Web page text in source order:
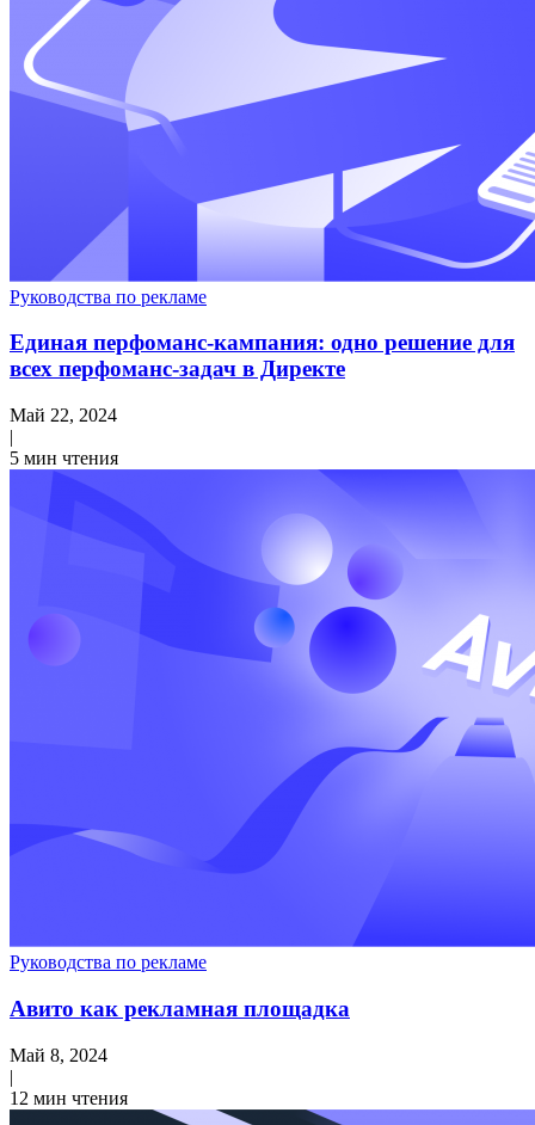
Руководства по рекламе
Единая перфоманс-кампания: одно решение для
всех перфоманс-задач в Директе
Май 22, 2024
|
5 мин чтения
Руководства по рекламе
Авито как рекламная площадка
Май 8, 2024
|
12 мин чтения